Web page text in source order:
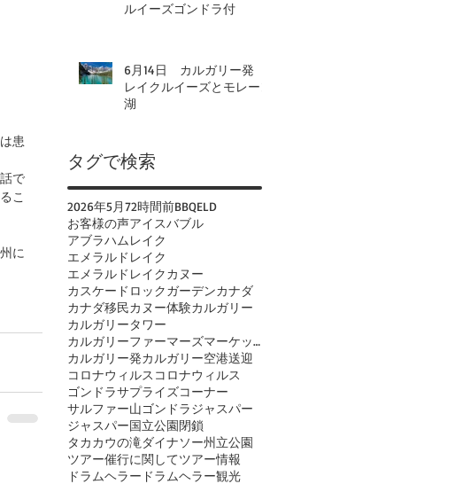
患
で
こ
に
ルイーズゴンドラ付
6月14日 カルガリー発
レイクルイーズとモレーン
湖
タグで検索
2026年5月72時間前BBQELD
お客様の声アイスバブル
アブラハムレイク
エメラルドレイク
エメラルドレイクカヌー
カスケードロックガーデンカナダ
カナダ移民カヌー体験カルガリー
カルガリータワー
カルガリーファーマーズマーケット
カルガリー発カルガリー空港送迎
コロナウィルス コロナウィルス
ゴンドラサプライズコーナー
サルファー山ゴンドラジャスパー
ジャスパー国立公園閉鎖
タカカウの滝ダイナソー州立公園
ツアー催行に関してツアー情報
ドラムヘラー ドラムヘラー観光